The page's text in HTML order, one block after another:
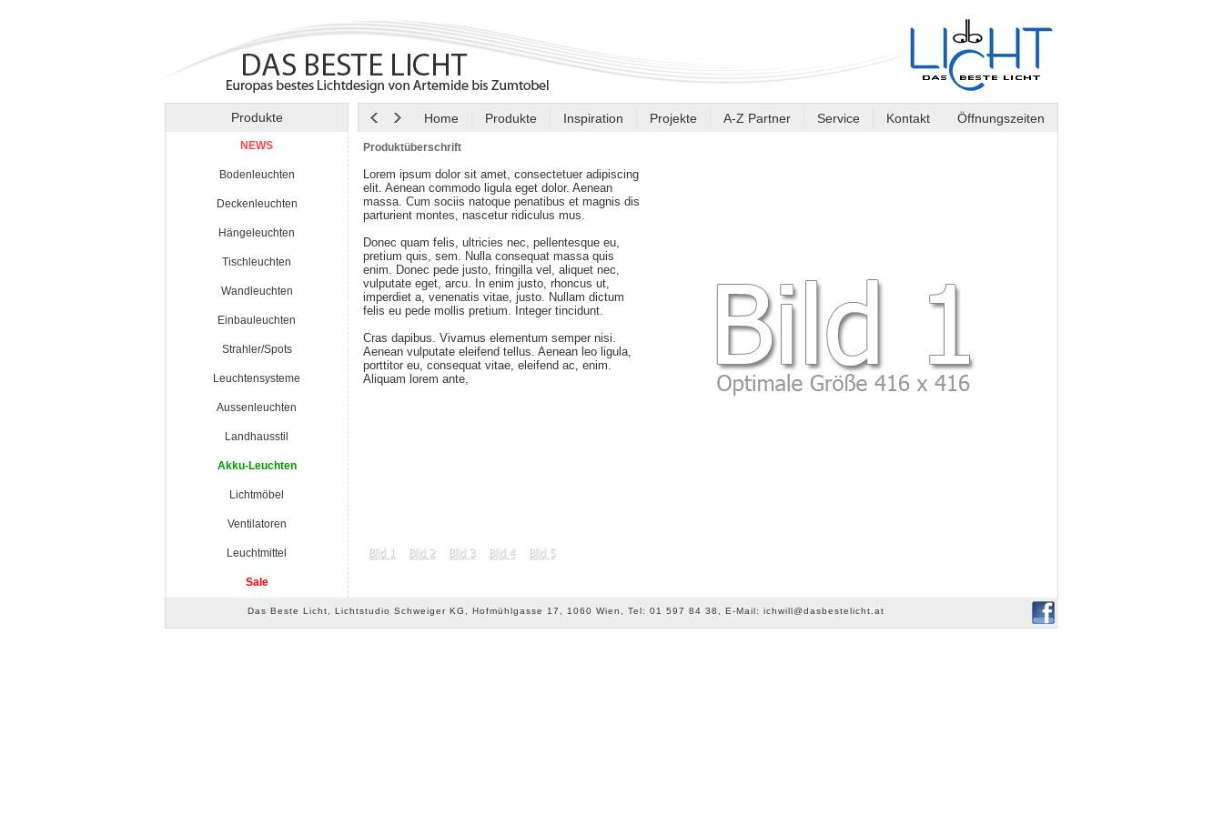
Produkte Home Produkte Inspiration Projekte A-Z Partner Service Kontakt Öffnungszeiten
NEWS
Bodenleuchten
Deckenleuchten
Hängeleuchten
Tischleuchten
Wandleuchten
Einbauleuchten
Strahler/Spots
Leuchtensysteme
Aussenleuchten
Landhausstil
Akku-Leuchten
Lichtmöbel
Ventilatoren
Leuchtmittel
Sale
Produktüberschrift
Lorem ipsum dolor sit amet, consectetuer adipiscing
elit. Aenean commodo ligula eget dolor. Aenean
massa. Cum sociis natoque penatibus et magnis dis
parturient montes, nascetur ridiculus mus.
Donec quam felis, ultricies nec, pellentesque eu,
pretium quis, sem. Nulla consequat massa quis
enim. Donec pede justo, fringilla vel, aliquet nec,
vulputate eget, arcu. In enim justo, rhoncus ut,
imperdiet a, venenatis vitae, justo. Nullam dictum
felis eu pede mollis pretium. Integer tincidunt.
Cras dapibus. Vivamus elementum semper nisi.
Aenean vulputate eleifend tellus. Aenean leo ligula,
porttitor eu, consequat vitae, eleifend ac, enim.
Aliquam lorem ante,
Das Beste Licht, Lichtstudio Schweiger KG, Hofmühlgasse 17, 1060 Wien, Tel: 01 597 84 38, E-Mail: ichwill@dasbestelicht.at